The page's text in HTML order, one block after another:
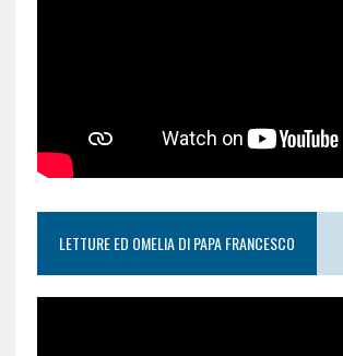
LETTURE ED OMELIA DI PAPA FRANCESCO